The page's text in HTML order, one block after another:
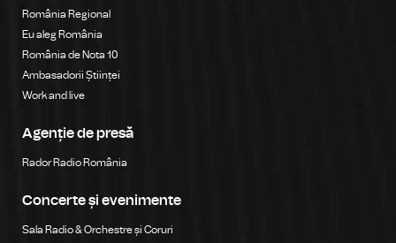
România Regional
Eu aleg România
România de Nota 10
Ambasadorii Științei
Work and live
Agenție de presă
Rador Radio România
Concerte și evenimente
Sala Radio & Orchestre și Coruri